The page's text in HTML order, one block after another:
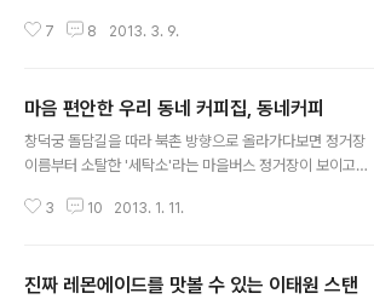
~ 좋다 ㅋㅋ 이 카페의 주메뉴인 가지밥 또한 추천해주셨
리프체로 무심한 듯이 적혀져 있는 카페의 이름, mk2_엠
판이나 건물의 외관에서 느껴지듯, 보통 센스로는 넘볼 수
없는 감각적인 인테리어가 눈길을 사로잡는 mk2. 가지각
색의 빈티지 가구와 독특한 모양의 조명기구가 통일성을
있었다. 또 이 근방에 위치한 미술관이나 갤러리의 소식을
7 8 2013. 3. 9.
마음 편안한 우리 동네 커피집, 동네커피
창덕궁 돌담길을 따라 북촌 방향으로 올라가다보면 정거장
이름부터 소탈한 '세탁소'라는 마을버스 정거장이 보이고,
는 원서동으로 찾아갈 수 있다. 길고양이들도 자유롭게 다
이는 초록색 커피잔이 그려진 간판을 만날 수 있다. 단골 고
3 10 2013. 1. 11.
진짜 레몬에이드를 맛볼 수 있는 이태원 스탠